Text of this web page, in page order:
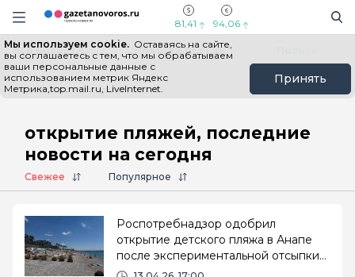
Информационный портал "ГазетаНоворос.ру"
Навигация сайта
81,41 94,06
Мы используем cookie. Оставаясь на сайте,
вы соглашаетесь с тем, что мы обрабатываем
ваши персональные данные с
использованием метрик Яндекс
Метрика,top.mail.ru, LiveInternet.
Принять
Все новости Новости России
Главная # открытие пляжей
открытие пляжей, последние
новости на сегодня
Свежее Популярное
Роспотребнадзор одобрил
открытие детского пляжа в Анапе
после экспериментальной отсыпки
песка